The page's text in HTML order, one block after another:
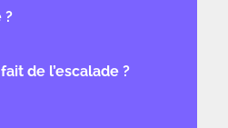
?
de l’escalade ?